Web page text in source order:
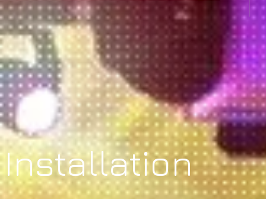
Installation